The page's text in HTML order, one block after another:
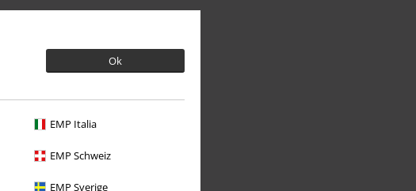
Ok
EMP Italia
EMP Schweiz
EMP Sverige